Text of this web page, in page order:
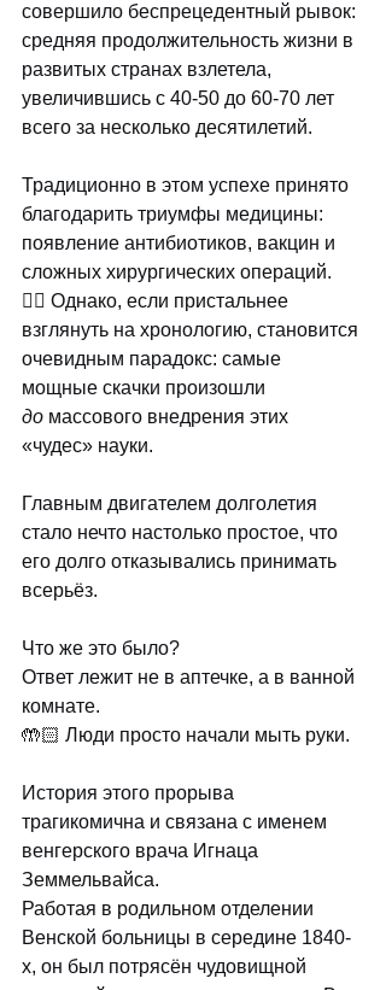
совершило беспрецедентный рывок:
средняя продолжительность жизни в
развитых странах взлетела,
увеличившись с 40-50 до 60-70 лет
всего за несколько десятилетий.
Традиционно в этом успехе принято
благодарить триумфы медицины:
появление антибиотиков, вакцин и
сложных хирургических операций.
☝🏻 Однако, если пристальнее
взглянуть на хронологию, становится
очевидным парадокс: самые
мощные скачки произошли
до массового внедрения этих
«чудес» науки.
Главным двигателем долголетия
стало нечто настолько простое, что
его долго отказывались принимать
всерьёз.
Что же это было?
Ответ лежит не в аптечке, а в ванной
комнате.
🤲🏻 Люди просто начали мыть руки.
История этого прорыва
трагикомична и связана с именем
венгерского врача Игнаца
Земмельвайса.
Работая в родильном отделении
Венской больницы в середине 1840-
х, он был потрясён чудовищной